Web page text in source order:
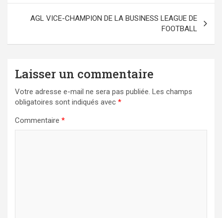
AGL VICE-CHAMPION DE LA BUSINESS LEAGUE DE
FOOTBALL
Laisser un commentaire
Votre adresse e-mail ne sera pas publiée. Les champs
obligatoires sont indiqués avec *
Commentaire *